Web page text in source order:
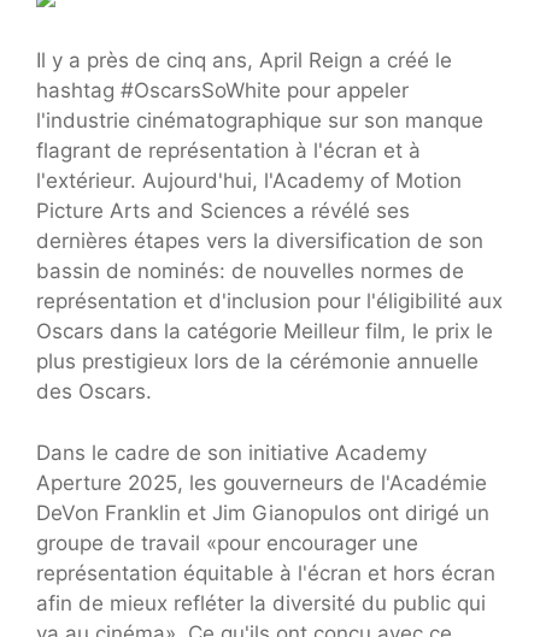
Il y a près de cinq ans, April Reign a créé le
hashtag #OscarsSoWhite pour appeler
l'industrie cinématographique sur son manque
flagrant de représentation à l'écran et à
l'extérieur. Aujourd'hui, l'Academy of Motion
Picture Arts and Sciences a révélé ses
dernières étapes vers la diversification de son
bassin de nominés: de nouvelles normes de
représentation et d'inclusion pour l'éligibilité aux
Oscars dans la catégorie Meilleur film, le prix le
plus prestigieux lors de la cérémonie annuelle
des Oscars.
Dans le cadre de son initiative Academy
Aperture 2025, les gouverneurs de l'Académie
DeVon Franklin et Jim Gianopulos ont dirigé un
groupe de travail «pour encourager une
représentation équitable à l'écran et hors écran
afin de mieux refléter la diversité du public qui